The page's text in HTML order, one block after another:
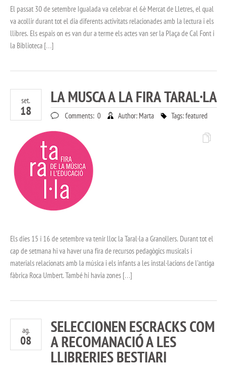
El passat 30 de setembre Igualada va celebrar el 6è Mercat de Lletres, el qual
va acollir durant tot el dia diferents activitats relacionades amb la lectura i els
llibres. Els espais on es van dur a terme els actes van ser la Plaça de Cal Font i
la Biblioteca […]
set.
18
LA MUSCA A LA FIRA TARAL·LA
Comments: 0 Author: Marta Tags:featured
Els dies 15 i 16 de setembre va tenir lloc la Taral·la a Granollers. Durant tot el
cap de setmana hi va haver una fira de recursos pedagògics musicals i
materials relacionats amb la música i els infants a les instal·lacions de l’antiga
fàbrica Roca Umbert. També hi havia zones […]
ag.
08
SELECCIONEN ESCRACKS COM
A RECOMANACIÓ A LES
LLIBRERIES BESTIARI